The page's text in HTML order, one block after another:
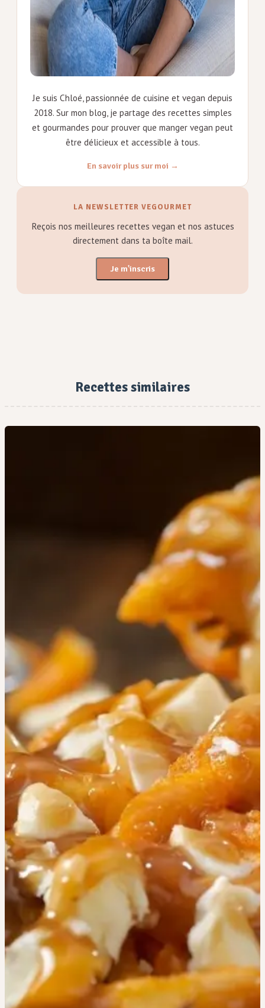
Je suis Chloé, passionnée de cuisine et vegan depuis
2018. Sur mon blog, je partage des recettes simples
et gourmandes pour prouver que manger vegan peut
être délicieux et accessible à tous.
En savoir plus sur moi →
LA NEWSLETTER VEGOURMET
Reçois nos meilleures recettes vegan et nos astuces
directement dans ta boîte mail.
Je m'inscris
Recettes similaires